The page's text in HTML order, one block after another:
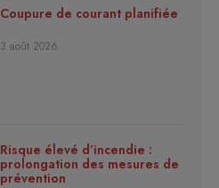
Coupure de courant planifiée
3 août 2026
Risque élevé d’incendie :
prolongation des mesures de
prévention